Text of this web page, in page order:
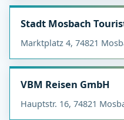
Stadt Mosbach
Marktplatz 4, 74821
VBM Reisen GmbH
Hauptstr. 16, 74821